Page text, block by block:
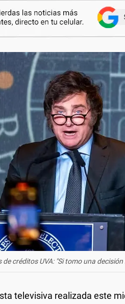
créditos UVA: "Si tomo una
televisiva realizada este